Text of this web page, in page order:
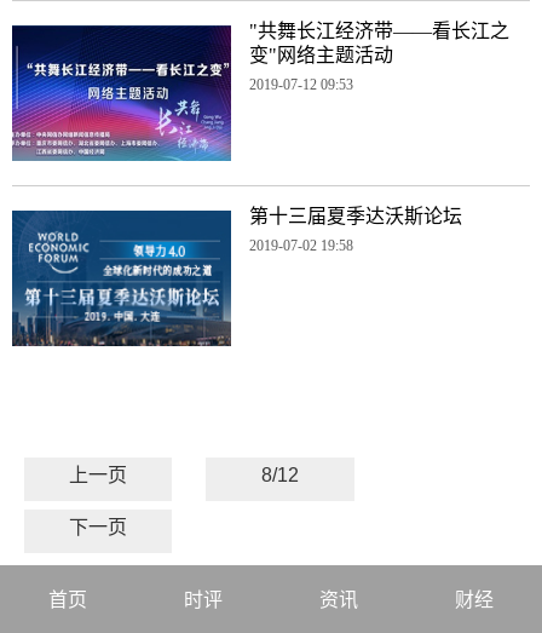
"共舞长江经济带——看长江之
变"网络主题活动
2019-07-12 09:53
第十三届夏季达沃斯论坛
2019-07-02 19:58
上一页 8/12
下一页
首页 时评 资讯 财经